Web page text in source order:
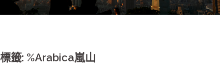
標籤: %Arabica嵐山